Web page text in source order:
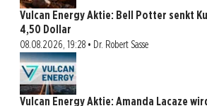
Vulcan Energy Aktie: Bell Potter senkt
4,50 Dollar
08.08.2026, 19:28 • Dr. Robert Sasse
Vulcan Energy Aktie: Amanda Lacaze